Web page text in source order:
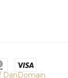
DanDomain